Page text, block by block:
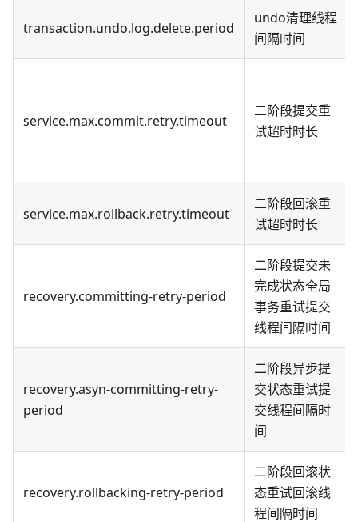
transaction.undo.log.delete.period
undo清理线程
间隔时间
service.max.commit.retry.timeout
二阶段提交重
试超时时长
service.max.rollback.retry.timeout
二阶段回滚重
试超时时长
recovery.committing-retry-period
二阶段提交未
完成状态全局
事务重试提交
线程间隔时间
recovery.asyn-committing-retry-
period
二阶段异步提
交状态重试提
交线程间隔时
间
recovery.rollbacking-retry-period
二阶段回滚状
态重试回滚线
程间隔时间